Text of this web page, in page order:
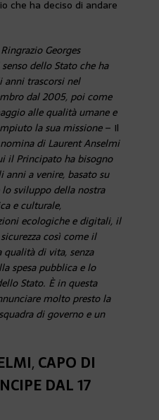
che ha deciso di andare
Ringrazio Georges
dello Stato che ha
trascorsi nel
dal 2005, poi come
alle qualità umane e
la sua missione– Il
di Laurent Anselmi
il Principato ha bisogno
a venire, basato su
sviluppo della nostra
e culturale,
ecologiche e digitali, il
così come il
di vita, senza
spesa pubblica e lo
Stato. È in questa
molto presto la
di governo e un
, CAPO DI
DAL 17